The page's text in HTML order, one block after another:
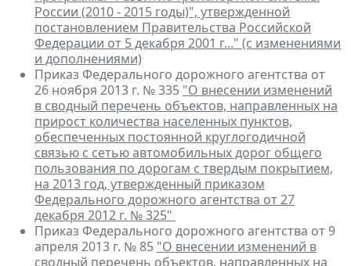
России (2010 - 2015 годы)", утвержденной
постановлением Правительства Российской
Федерации от 5 декабря 2001 г..." (с изменениями
и дополнениями)
Приказ Федерального дорожного агентства от
26 ноября 2013 г. № 335 "О внесении изменений
в сводный перечень объектов, направленных на
прирост количества населенных пунктов,
обеспеченных постоянной круглогодичной
связью с сетью автомобильных дорог общего
пользования по дорогам с твердым покрытием,
на 2013 год, утвержденный приказом
Федерального дорожного агентства от 27
декабря 2012 г. № 325"
Приказ Федерального дорожного агентства от 9
апреля 2013 г. № 85 "О внесении изменений в
сводный перечень объектов, направленных на